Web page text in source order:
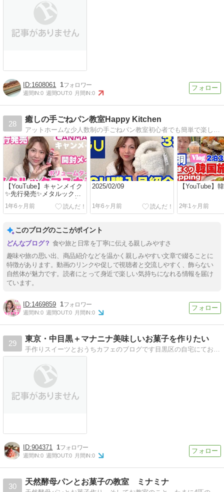
1608061 1
週間IN:0 週間OUT:0 月間IN:0
28
癒しの手ごねパン教室Happy Kitchen
【YouTube】キャンメイク
✨先行発売✨メタルックマ
スカラボリュームタイプ
1年6ヶ月前
2025/02/09
1年6ヶ月前
【YouTube】
2年1ヶ月前
このブログのここがポイント
食や旅と日常を丁寧に伝える親しみやすさ
趣味や旅の思い出、商品紹介などを温かく親しみやすい文章で綴ることに
特徴があります。動画のリンクや促しで視聴者と交流しやすく、飾らない
自然体が魅力です。読者にとって身近で楽しい気持ちになれる情報を届け
ています。
1469859 1
週間IN:0 週間OUT:0 月間IN:0
29
東京・中目黒＋マナニナ美味しいお菓子を作りたい
手作りスイーツとおうちカフェのブログです目黒区の自宅にてお菓子教室を主宰中〜代官山・中目黒お散歩情報など綴っています
904371 1
週間IN:0 週間OUT:0 月間IN:0
30
天然酵母パンとお菓子の教室 ミナミナ